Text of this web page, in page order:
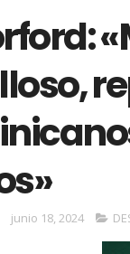
junio 18, 2024